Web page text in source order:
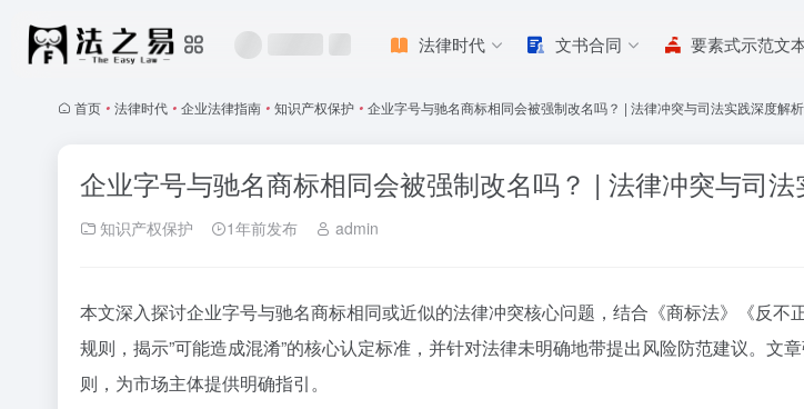
法律时代 文书合同 要素式示范文
首页 • 法律时代 • 企业法律指南 • 知识产权保护 • 企业字号与驰名商标相同会被强制改名吗？ | 法律冲突与司法实践深度解析
企业字号与驰名商标相同会被强制改名吗？ | 法律冲突与司
知识产权保护 1年前发布 admin
本文深入探讨企业字号与驰名商标相同或近似的法律冲突核心问题，结合《商标法》《反不
规则，揭示”可能造成混淆”的核心认定标准，并针对法律未明确地带提出风险防范建议。
则，为市场主体提供明确指引。